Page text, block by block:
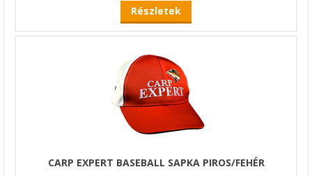
Részletek
CARP EXPERT BASEBALL SAPKA PIROS/FEHÉR